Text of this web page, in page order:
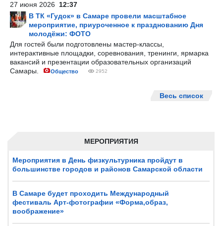
МЕРОПРИЯТИЯ
Мероприятия в День физкультурника пройдут в
большинстве городов и районов Самарской области
В Самаре будет проходить Международный
фестиваль Арт-фотографии «Форма,образ,
воображение»
27 июня 2026 12:37
В ТК «Гудок» в Самаре провели масштабное
мероприятие, приуроченное к празднованию Дня
молодёжи: ФОТО
Для гостей были подготовлены мастер-классы,
интерактивные площадки, соревнования, тренинги, ярмарка
вакансий и презентации образовательных организаций
Самары.
Общество 2952
Весь список